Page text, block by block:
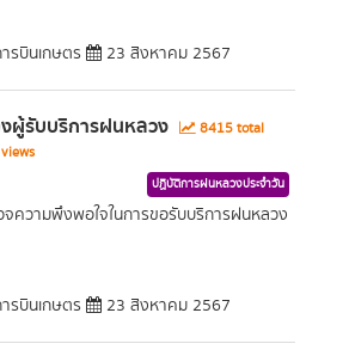
รบินเกษตร 23 สิงหาคม 2567
ผู้รับบริการฝนหลวง
8415 total
ปฏิบัติการฝนหลวงประจำวัน
ความพึงพอใจในการขอรับบริการฝนหลวง
รบินเกษตร 23 สิงหาคม 2567